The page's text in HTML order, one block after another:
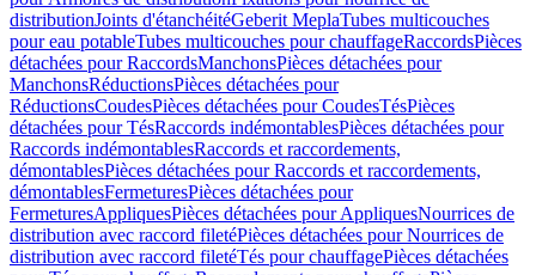
distributionJoints d'étanchéitéGeberit MeplaTubes multicouches
pour eau potableTubes multicouches pour chauffageRaccordsPièces
détachées pour RaccordsManchonsPièces détachées pour
ManchonsRéductionsPièces détachées pour
RéductionsCoudesPièces détachées pour CoudesTésPièces
détachées pour TésRaccords indémontablesPièces détachées pour
Raccords indémontablesRaccords et raccordements,
démontablesPièces détachées pour Raccords et raccordements,
démontablesFermeturesPièces détachées pour
FermeturesAppliquesPièces détachées pour AppliquesNourrices de
distribution avec raccord filetéPièces détachées pour Nourrices de
distribution avec raccord filetéTés pour chauffagePièces détachées